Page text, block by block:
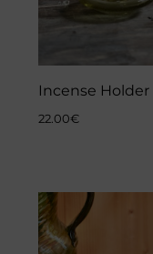
Incense Holder
22.00€